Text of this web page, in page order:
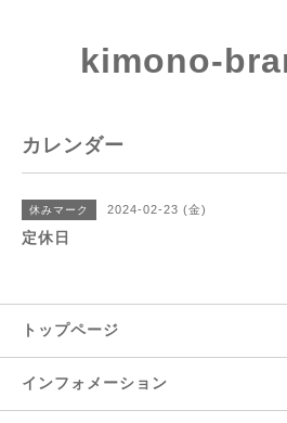
kimono-
カレンダー
休みマーク 2024-02-23 (金)
定休日
トップページ
インフォメーション